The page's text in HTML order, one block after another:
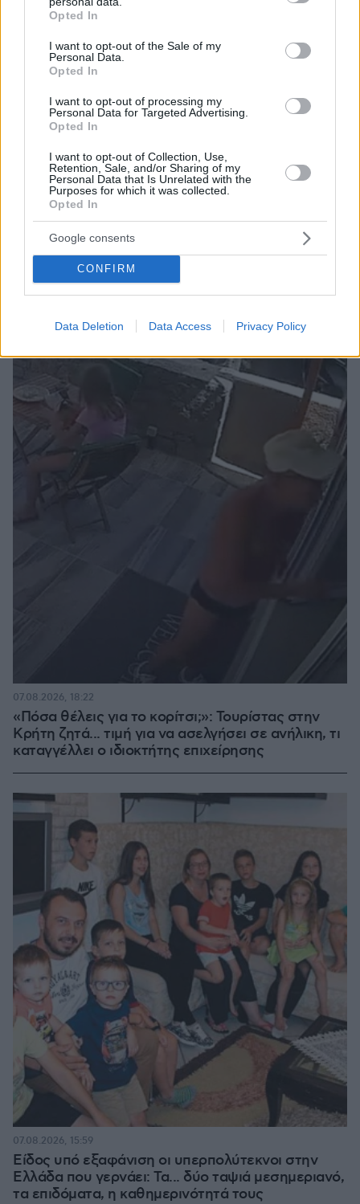
grant or deny consent to Google and its third-party tags to
use your data for below specified purposes in below Google
consent section.
Opted In
I want to opt-out of the Sale of my
Personal Data.
Opted In
I want to opt-out of processing my
Personal Data for Targeted Advertising.
Opted In
I want to opt-out of Collection, Use,
Retention, Sale, and/or Sharing of my
Personal Data that Is Unrelated with the
Purposes for which it was collected.
Opted In
Google consents
CONFIRM
Data Deletion Data Access Privacy Policy
θολώνει;
Λεοντίτο Αργιθέας: Στο καφενείο του παπά Χρήστου,
κάτω από τον «Πλάτανο του Καραϊσκάκη»
πριν μία ώρα
Δεύτερη εβδομάδα κερδών στη Wall Street: Νέο ρεκόρ
για τον S&P 500
πριν μία ώρα
«Πόλεμος» Σάντσεθ - Μελόνι λόγω της Θέουτα: Η
Ισπανία επιβάλλει και αυτή έλεγχους στα σύνορα σε
πτήσεις και πλοία από Ιταλία
πριν μία ώρα
ΔΕΙΤΕ ΟΛΕΣ ΤΙΣ ΕΙΔΗΣΕΙΣ
ΤΑ ΠΙΟ ΔΗΜΟΦΙΛΗ
«Πόσα θέλεις για το κορίτσι;»: Τουρίστας στην
Κρήτη ζητά... τιμή για να ασελγήσει σε ανήλικη, τι
καταγγέλλει ο ιδιοκτήτης επιχείρησης
07.08.2026, 18:22
Είδος υπό εξαφάνιση οι υπερπολύτεκνοι στην
Ελλάδα που γερνάει: Τα... δύο ταψιά μεσημεριανό,
τα επιδόματα, η καθημερινότητά τους
07.08.2026, 15:59